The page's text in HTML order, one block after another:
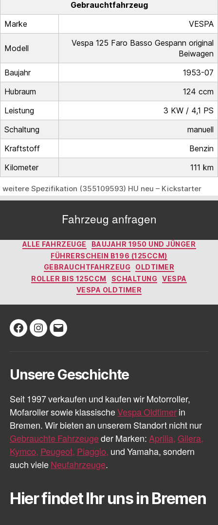
Gebrauchtfahrzeug
Marke
VESPA
Modell
Vespa 125 Faro Basso Gespann original
Beiwagen
Baujahr
1953-07
Hubraum
124 ccm
Leistung
3 KW / 4,1 PS
Schaltung
manuell
Kraftstoff
Benzin
Kilometer
111 km
weitere Spezifikation (355109593) HU neu – Kickstarter
Fahrzeug anfragen
Kategorien
ALLE FAHRZEUGE
BAUJAHR 1950 UND JÜNGER
FÜHRERSCHEIN B196 (125CCM)
GEBRAUCHTFAHRZEUG
OLDTIMER
ROLLER BIS 125CCM
SCHALTUNG
VESPA
VESPA OLDTIMER
Facebook
Instagram
E-
Unsere Geschichte
Seit 1997 verkaufen und kaufen wir Motorroller,
Mofaroller sowie klassischeVespa Oldtimer in
Bremen. Wir bieten an unserem Standort nicht nur
Gebrauchte Fahrzeugeder Marken: Aprilia, Gilera,
Kymco, Peugeot, Piaggio, und Yamaha, sondern
auch viele Neufahrzeuge.
Hier findet Ihr uns in Bremen